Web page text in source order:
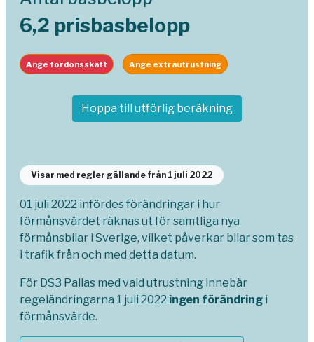
6,2 prisbasbelopp
Ange fordonsskatt Ange extrautrustning
Hoppa till utförlig beräkning
Visar med regler gällande från 1 juli 2022
01 juli 2022 infördes förändringar i hur
förmånsvärdet räknas ut för samtliga nya
förmånsbilar i Sverige, vilket påverkar bilar som tas
i trafik från och med detta datum.
För DS3 Pallas med vald utrustning innebär
regeländringarna 1 juli 2022 ingen förändring i
förmånsvärde.